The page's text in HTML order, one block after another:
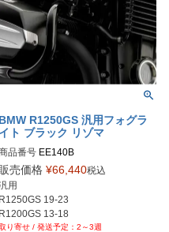
BMW R1250GS 汎用フォグラ
イト ブラック リゾマ
品番号 EE140B
売価格 ¥66,440税込
用
R1250GS 19-23
2～3週